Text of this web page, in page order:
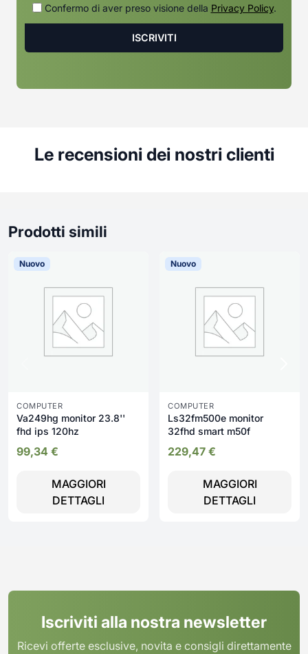
Confermo di aver preso visione della Privacy Policy.
Le recensioni dei nostri clienti
Prodotti simili
Nuovo
COMPUTER
Va249hg monitor 23.8''
fhd ips 120hz
99,34 €
MAGGIORI
DETTAGLI
Nuovo
COMPUTER
Ls32fm500e monitor
32fhd smart m50f
229,47 €
MAGGIORI
DETTAGLI
Iscriviti alla nostra newsletter
Ricevi offerte esclusive, novita e consigli direttamente